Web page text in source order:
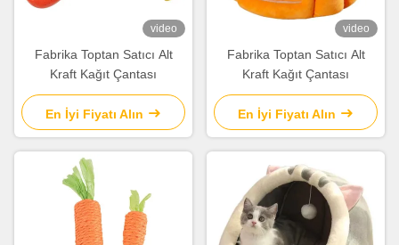
video
Fabrika Toptan Satıcı Alt
Kraft Kağıt Çantası
En İyi Fiyatı Alın
video
Fabrika Toptan Satıcı Alt
Kraft Kağıt Çantası
En İyi Fiyatı Alın